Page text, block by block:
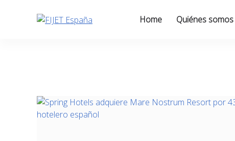
Home Quiénes somos